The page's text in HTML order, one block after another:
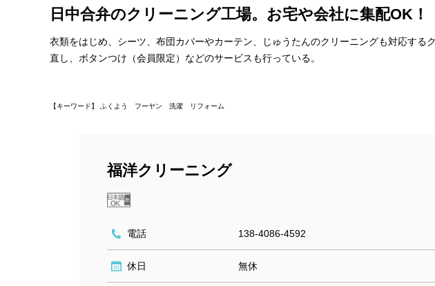
日中合弁のクリーニング工場。お宅や会社に集配OK！
衣類をはじめ、シーツ、布団カバーやカーテン、じゅうたんのクリーニングも対応する
直し、ボタンつけ（会員限定）などのサービスも行っている。
【キーワード】 ふくよう フーヤン 洗濯 リフォーム
福洋クリーニング
電話 138-4086-4592
休日 無休